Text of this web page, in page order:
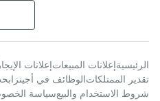
الرئيسيةإعلانات المبيعاتإعلانات
تقدير الممتلكاتالوظائف في أجينز
شروط الاستخدام والبيعسياسة